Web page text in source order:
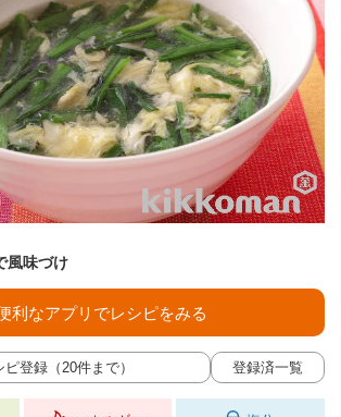
風味づけ
登録（20件まで） 登録済一覧
利なアプリでレシピをみる